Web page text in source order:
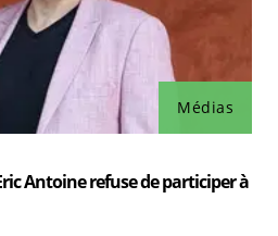
Médias
Antoine refuse de participer à